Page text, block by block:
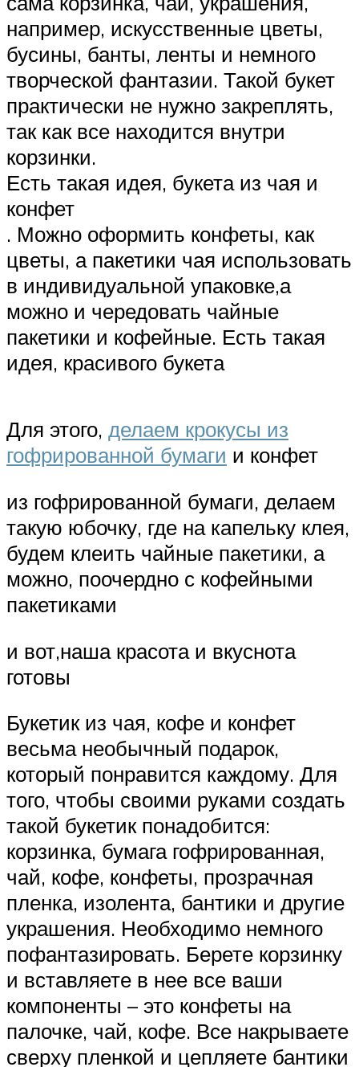
например, искусственные цветы,
бусины, банты, ленты и немного
творческой фантазии. Такой букет
практически не нужно закреплять,
так как все находится внутри
корзинки.
Есть такая идея, букета из чая и
конфет
. Можно оформить конфеты, как
цветы, а пакетики чая использовать
в индивидуальной упаковке,а
можно и чередовать чайные
пакетики и кофейные. Есть такая
идея, красивого букета
Для этого, делаем крокусы из
гофрированной бумаги и конфет
из гофрированной бумаги, делаем
такую юбочку, где на капельку клея,
будем клеить чайные пакетики, а
можно, поочердно с кофейными
пакетиками
и вот,наша красота и вкуснота
готовы
Букетик из чая, кофе и конфет
весьма необычный подарок,
который понравится каждому. Для
того, чтобы своими руками создать
такой букетик понадобится:
корзинка, бумага гофрированная,
чай, кофе, конфеты, прозрачная
пленка, изолента, бантики и другие
украшения. Необходимо немного
пофантазировать. Берете корзинку
и вставляете в нее все ваши
компоненты – это конфеты на
палочке, чай, кофе. Все накрываете
сверху пленкой и цепляете бантики